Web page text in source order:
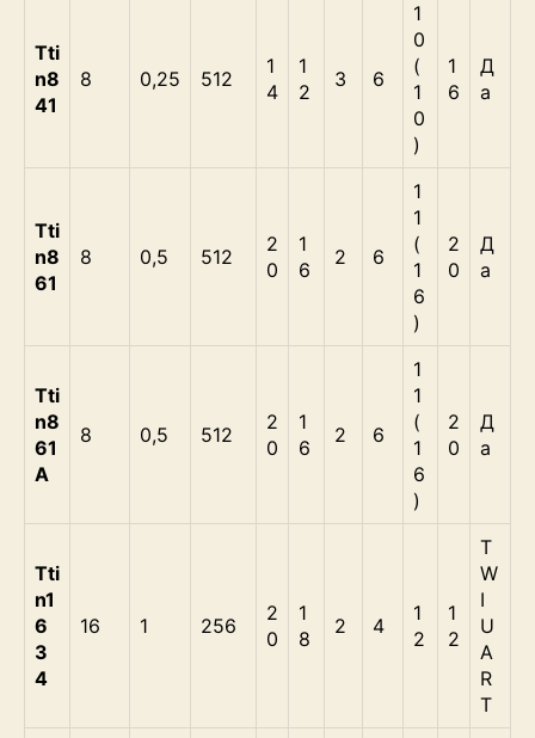
Tti
n8
41
8 0,25 512
1
4
1
2
3 6
1
0
(
1
0
)
1
6
Д
а
Tti
n8
61
8 0,5 512
2
0
1
6
2 6
1
1
(
1
6
)
2
0
Д
а
Tti
n8
61
А
8 0,5 512
2
0
1
6
2 6
1
1
(
1
6
)
2
0
Д
а
Tti
n1
6
3
4
16 1 256
2
0
1
8
2 4
1
2
1
2
T
W
I
U
A
R
T